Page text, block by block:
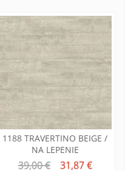
1188 TRAVERTINO BEIGE /
NA LEPENIE
39,00 € 31,87 €